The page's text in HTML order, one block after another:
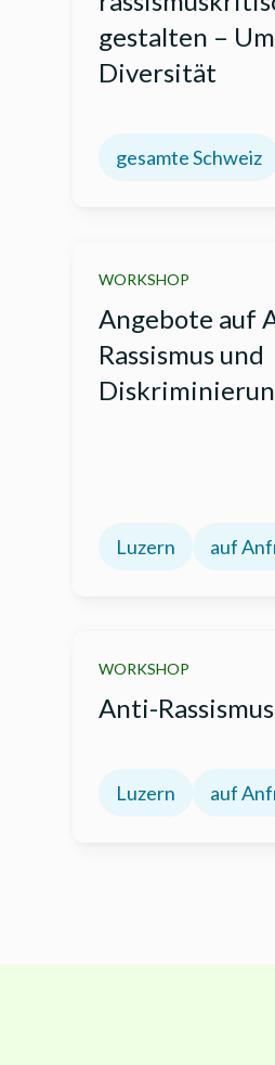
gestalten –
Diversität
gesamte Schweiz
WORKSHOP
Angebote auf
Rassismus und
Luzern auf
WORKSHOP
Anti-
Luzern auf